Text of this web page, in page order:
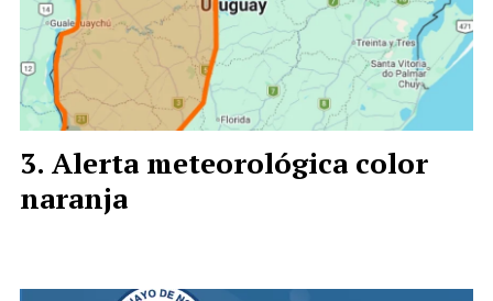
Alerta meteorológica color
naranja